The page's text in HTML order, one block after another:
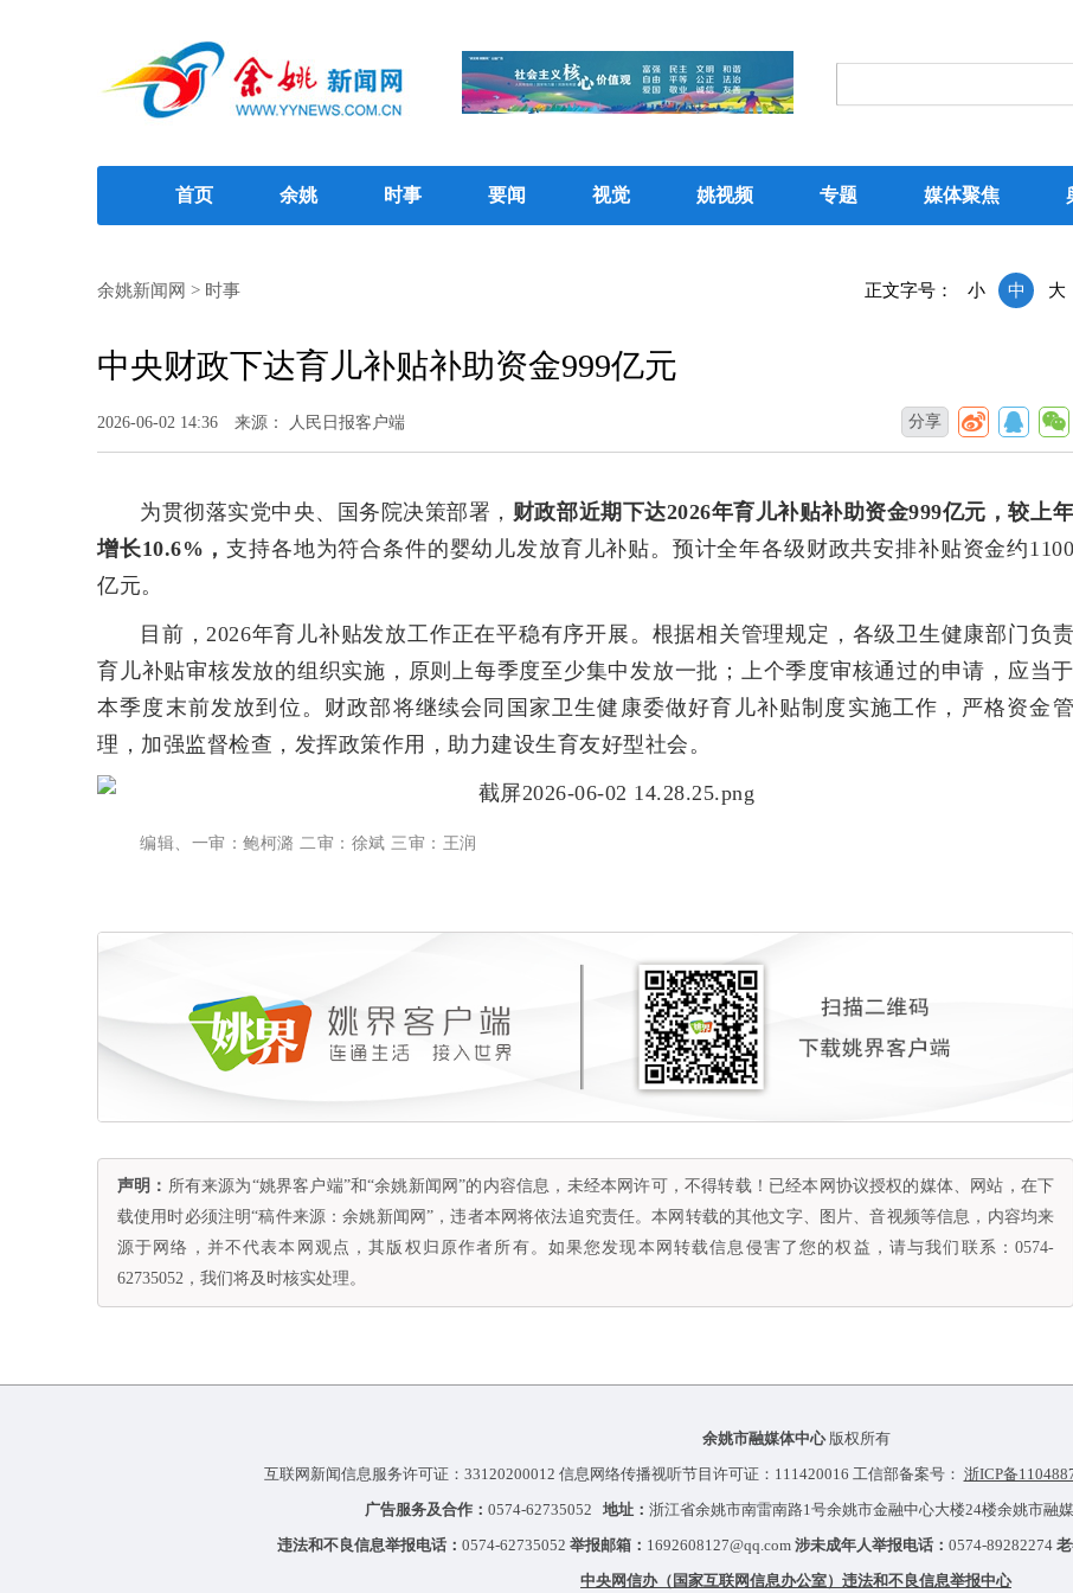
首页 余姚 时事 要闻 视觉 姚视频 专题 媒体聚焦
正文字号： 小 中 大
余姚新闻网 > 时事
中央财政下达育儿补贴补助资金999亿元
2026-06-02 14:36 来源： 人民日报客户端 分享
为贯彻落实党中央、国务院决策部署， 财政部近期下达2026年育儿补贴补助资金999亿元，较上年
增长10.6%，支持各地为符合条件的婴幼儿发放育儿补贴。预计全年各级财政共安排补贴资金约1100
亿元。
目前，2026年育儿补贴发放工作正在平稳有序开展。根据相关管理规定，各级卫生健康部门负责
育儿补贴审核发放的组织实施，原则上每季度至少集中发放一批；上个季度审核通过的申请，应当于
本季度末前发放到位。财政部将继续会同国家卫生健康委做好育儿补贴制度实施工作，严格资金管
理，加强监督检查，发挥政策作用，助力建设生育友好型社会。
编辑、一审：鲍柯潞 二审：徐斌 三审：王润
声明： 所有来源为“姚界客户端”和“余姚新闻网”的内容信息，未经本网许可，不得转载！已经本网协议授权的媒体、网站，在下
载使用时必须注明“稿件来源：余姚新闻网”，违者本网将依法追究责任。本网转载的其他文字、图片、音视频等信息，内容均来
源于网络，并不代表本网观点，其版权归原作者所有。如果您发现本网转载信息侵害了您的权益，请与我们联系：0574-
62735052，我们将及时核实处理。
余姚市融媒体中心版权所有
互联网新闻信息服务许可证：33120200012 信息网络传播视听节目许可证：111420016 工信部备案号： 浙ICP备
广告服务及合作： 0574-62735052 地址： 浙江省余姚市南雷南路1号余姚市金融中心大楼24楼余姚市融
违法和不良信息举报电话： 0574-62735052 举报邮箱： 1692608127@qq.com 涉未成年人举报电话： 0574-89282274
中央网信办（国家互联网信息办公室）违法和不良信息举报中心